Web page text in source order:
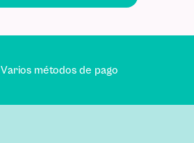
Varios métodos de pago